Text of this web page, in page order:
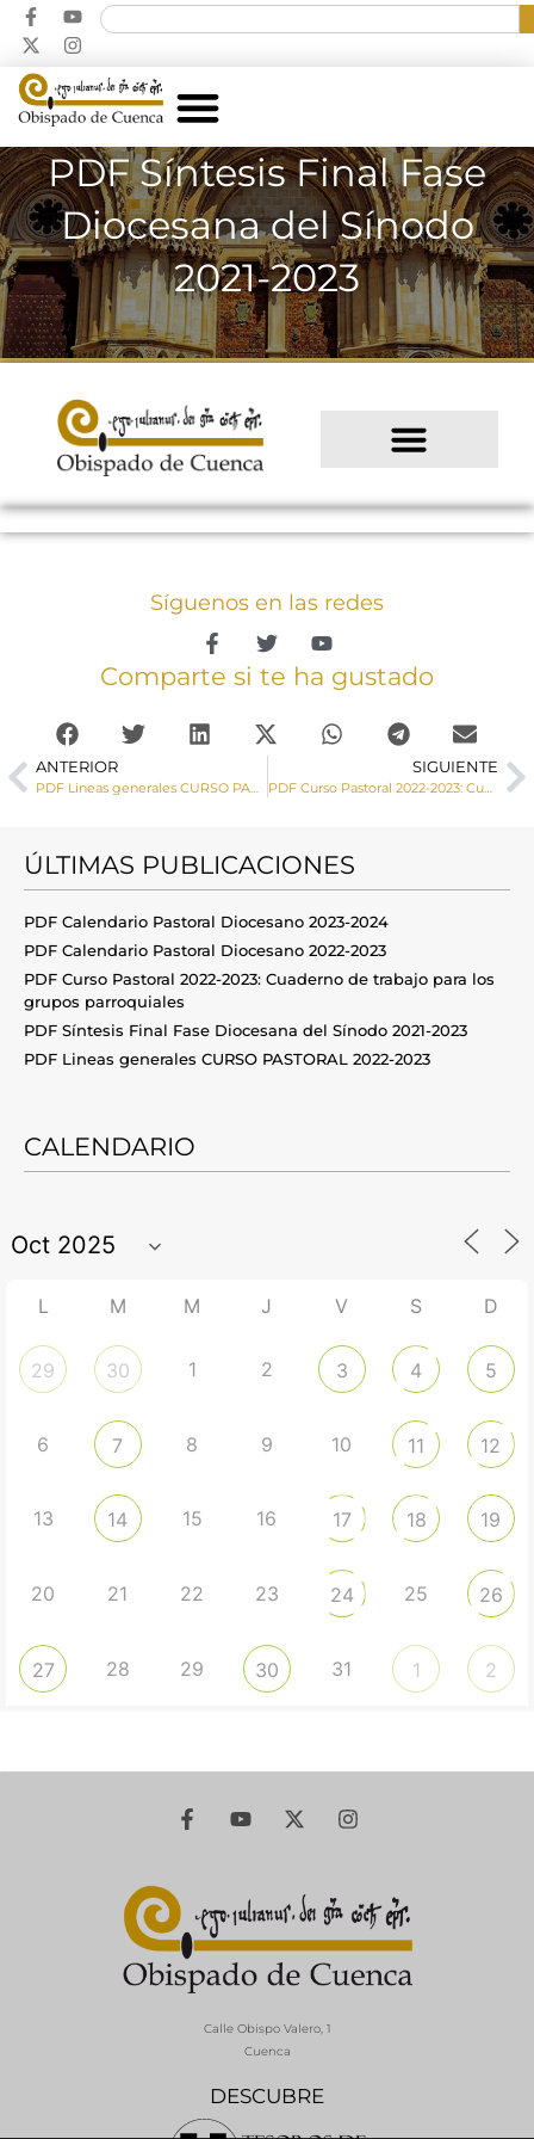
PDF Síntesis Final Fase
Diocesana del Sínodo
2021-2023
Síguenos en las redes
Comparte si te ha gustado
ANTERIOR
PDF Lineas generales CURSO PASTORAL 2022-2023
SIGUIENTE
PDF Curso Pastoral 2022-2023: Cuaderno de trabajo para los grupos parroquiales
ÚLTIMAS PUBLICACIONES
PDF Calendario Pastoral Diocesano 2023-2024
PDF Calendario Pastoral Diocesano 2022-2023
PDF Curso Pastoral 2022-2023: Cuaderno de trabajo para los
grupos parroquiales
PDF Síntesis Final Fase Diocesana del Sínodo 2021-2023
PDF Lineas generales CURSO PASTORAL 2022-2023
CALENDARIO
L M M J V S D
29 30 1 2 3 4 5
6 7 8 9 10 11 12
13 14 15 16 17 18 19
20 21 22 23 24 25 26
27 28 29 30 31 1 2
DESCUBRE
Calle Obispo Valero, 1
Cuenca